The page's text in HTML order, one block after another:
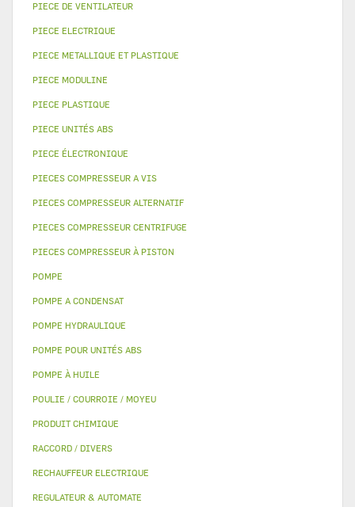
PIECE DE VENTILATEUR
PIECE ELECTRIQUE
PIECE METALLIQUE ET PLASTIQUE
PIECE MODULINE
PIECE PLASTIQUE
PIECE UNITÉS ABS
PIECE ÉLECTRONIQUE
PIECES COMPRESSEUR A VIS
PIECES COMPRESSEUR ALTERNATIF
PIECES COMPRESSEUR CENTRIFUGE
PIECES COMPRESSEUR À PISTON
POMPE
POMPE A CONDENSAT
POMPE HYDRAULIQUE
POMPE POUR UNITÉS ABS
POMPE À HUILE
POULIE / COURROIE / MOYEU
PRODUIT CHIMIQUE
RACCORD / DIVERS
RECHAUFFEUR ELECTRIQUE
REGULATEUR & AUTOMATE